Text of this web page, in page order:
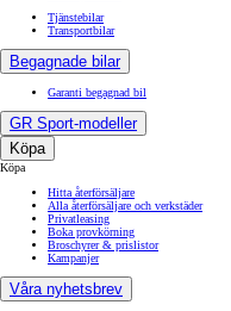
Tjänstebilar
Transportbilar
Begagnade bilar
Garanti begagnad bil
GR Sport-modeller
Köpa
Köpa
Hitta återförsäljare
Alla återförsäljare och verkstäder
Privatleasing
Boka provkörning
Broschyrer & prislistor
Kampanjer
Våra nyhetsbrev